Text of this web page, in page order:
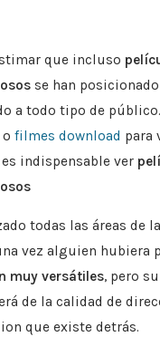
que incluso
se han
a todo tipo de
filmes download para
indispensable ver
todas las áreas de
vez alguien hubiera
muy versátiles, pero
de la calidad de
que existe detrás.